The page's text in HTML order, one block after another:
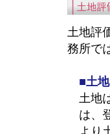
土地評
務所で
■土地
土地
は、
より